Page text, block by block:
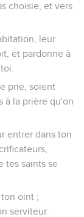
choisie, et vers
leur
et pardonne à
prie, soient
à la prière qu'on
entrer dans ton
tes saints se
oint ;
serviteur.